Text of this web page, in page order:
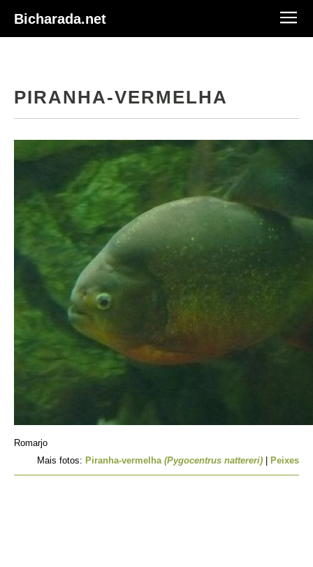
Bicharada.net
PIRANHA-VERMELHA
Romarjo
Mais fotos: Piranha-vermelha (Pygocentrus nattereri) Peixes